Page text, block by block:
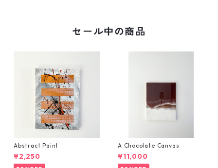
セール中の商品
Abstract Paint
¥2,250
A Chocolate Canvas
¥11,000